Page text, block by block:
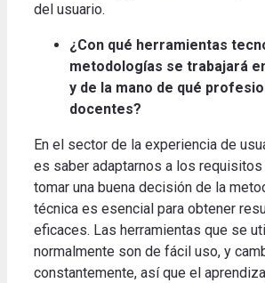
del usuario.
¿Con qué herramientas
metodologías se trabajará
y de la mano de qué
docentes?
En el sector de la experiencia de
es saber adaptarnos a los
tomar una buena decisión de la
técnica es esencial para obtener
eficaces. Las herramientas que se
normalmente son de fácil uso, y
constantemente, así que el